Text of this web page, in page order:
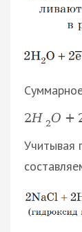
2H 2O +
Учитывая